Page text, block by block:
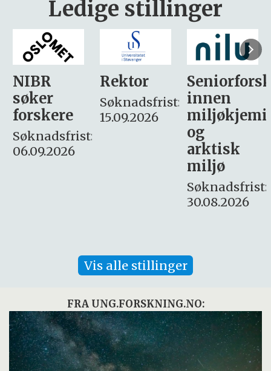
Ledige stillinger
Rektor
Søknadsfrist:
15.09.2026
Seniorforsker
innen
miljøkjemi
søker
– fast
Søknadsfrist:
16. august.
Vis alle stillinger
FRA UNG.FORSKNING.NO: